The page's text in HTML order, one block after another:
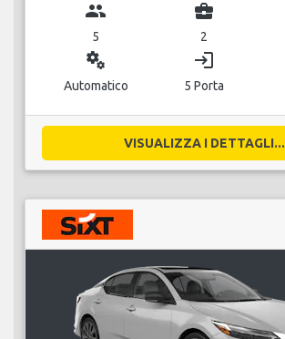
group
5
business_center
2
miscellaneous_services
Automatico
login
5 Porta
VISUALIZZA I DETTAGLI...